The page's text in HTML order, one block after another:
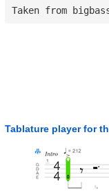
Taken from
Tablature player for